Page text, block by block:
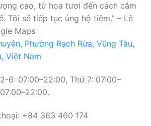
cao, từ hoa tươi đến cách cắm
Tôi sẽ tiếp tục ủng hộ tiệm.” – Lê
Maps
Phường Rạch Rừa, Vũng Tàu,
Việt Nam
6: 07:00–22:00, Thứ 7: 07:00–
+84 363 460 174